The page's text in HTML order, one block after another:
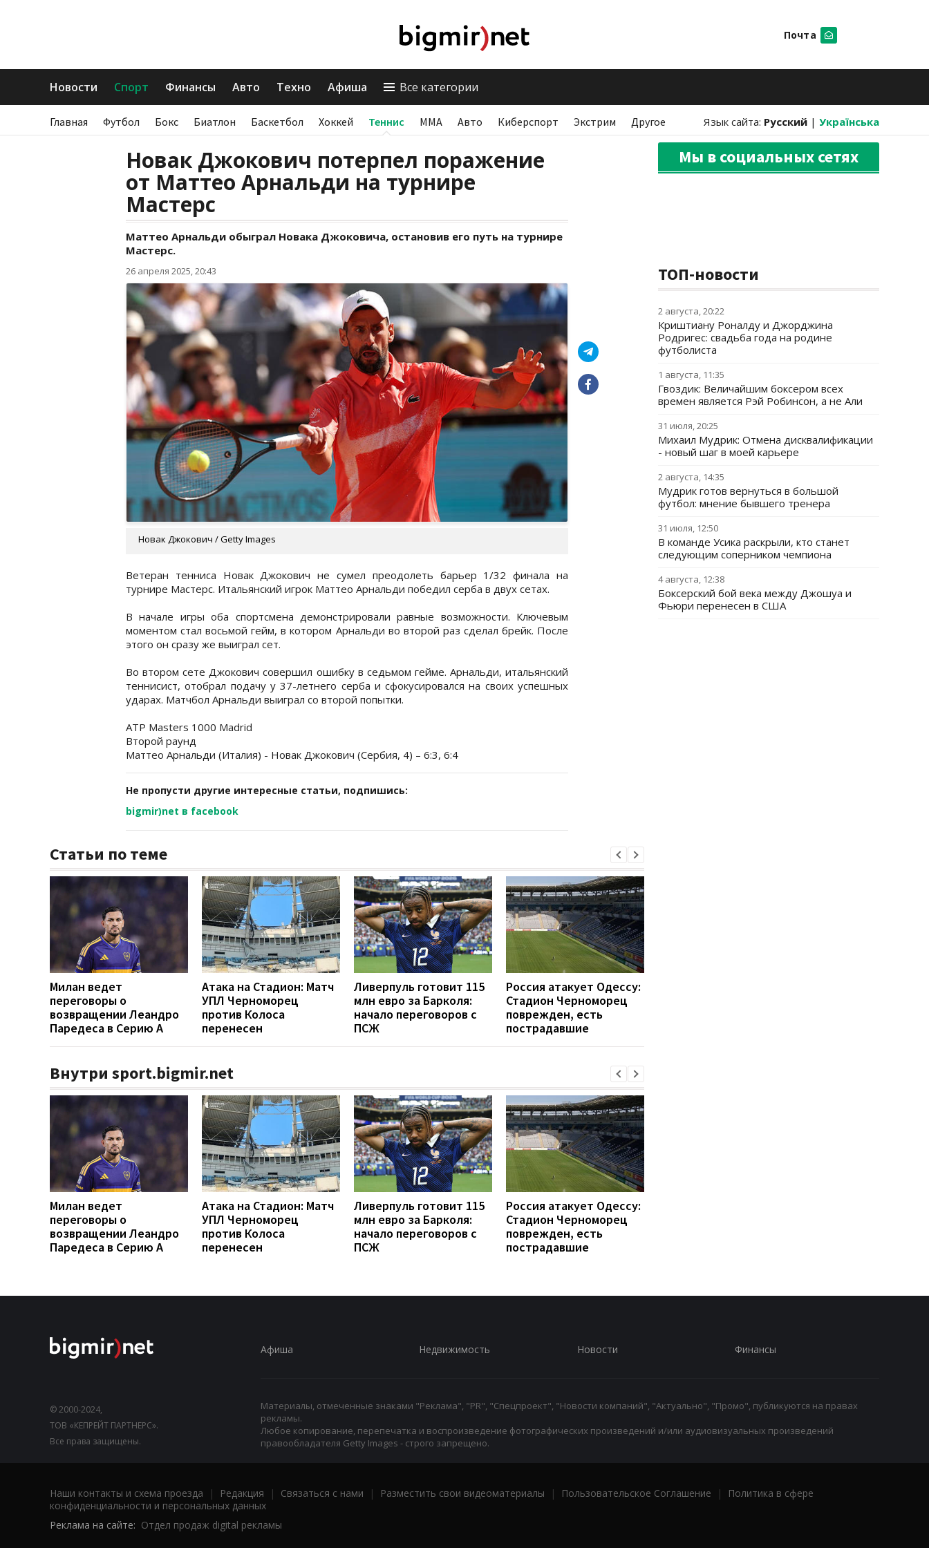
Почта
Новости Спорт Финансы Авто Техно Афиша Все категории
Главная Футбол Бокс Биатлон Баскетбол Хоккей Теннис ММА Авто Киберспорт Экстрим Другое Язык сайта: Русский | Українська
Новак Джокович потерпел поражение
от Маттео Арнальди на турнире
Мастерс
Маттео Арнальди обыграл Новака Джоковича, остановив его путь на турнире
Мастерс.
26 апреля 2025, 20:43
Новак Джокович / Getty Images
Ветеран тенниса Новак Джокович не сумел преодолеть барьер 1/32 финала на
турнире Мастерс. Итальянский игрок Маттео Арнальди победил серба в двух сетах.
В начале игры оба спортсмена демонстрировали равные возможности. Ключевым
моментом стал восьмой гейм, в котором Арнальди во второй раз сделал брейк. После
этого он сразу же выиграл сет.
Во втором сете Джокович совершил ошибку в седьмом гейме. Арнальди, итальянский
теннисист, отобрал подачу у 37-летнего серба и сфокусировался на своих успешных
ударах. Матчбол Арнальди выиграл со второй попытки.
ATP Masters 1000 Madrid
Второй раунд
Маттео Арнальди (Италия) - Новак Джокович (Сербия, 4) – 6:3, 6:4
Не пропусти другие интересные статьи, подпишись:
bigmir)net в facebook
Статьи по теме
Милан ведет
переговоры о
возвращении Леандро
Паредеса в Серию А
Атака на Стадион: Матч
УПЛ Черноморец
против Колоса
перенесен
Ливерпуль готовит 115
млн евро за Барколя:
начало переговоров с
ПСЖ
Россия атакует Одессу:
Стадион Черноморец
поврежден, есть
пострадавшие
Внутри sport.bigmir.net
Милан ведет
переговоры о
возвращении Леандро
Паредеса в Серию А
Атака на Стадион: Матч
УПЛ Черноморец
против Колоса
перенесен
Ливерпуль готовит 115
млн евро за Барколя:
начало переговоров с
ПСЖ
Россия атакует Одессу:
Стадион Черноморец
поврежден, есть
пострадавшие
Мы в социальных сетях
ТОП-новости
2 августа, 20:22
Криштиану Роналду и Джорджина
Родригес: свадьба года на родине
футболиста
1 августа, 11:35
Гвоздик: Величайшим боксером всех
времен является Рэй Робинсон, а не Али
31 июля, 20:25
Михаил Мудрик: Отмена дисквалификации
- новый шаг в моей карьере
2 августа, 14:35
Мудрик готов вернуться в большой
футбол: мнение бывшего тренера
31 июля, 12:50
В команде Усика раскрыли, кто станет
следующим соперником чемпиона
4 августа, 12:38
Боксерский бой века между Джошуа и
Фьюри перенесен в США
© 2000-2024,
ТОВ «КЕПРЕЙТ ПАРТНЕРС».
Все права защищены.
Афиша Недвижимость Новости Финансы
Материалы, отмеченные знаками "Реклама", "PR", "Спецпроект", "Новости компаний", "Актуально", "Промо", публикуются на правах
рекламы.
Любое копирование, перепечатка и воспроизведение фотографических произведений и/или аудиовизуальных произведений
правообладателя Getty Images - строго запрещено.
Наши контакты и схема проезда | Редакция | Связаться с нами | Разместить свои видеоматериалы | Пользовательское Соглашение |
Политика в сфере
конфиденциальности и персональных данных
Реклама на сайте: Отдел продаж digital рекламы